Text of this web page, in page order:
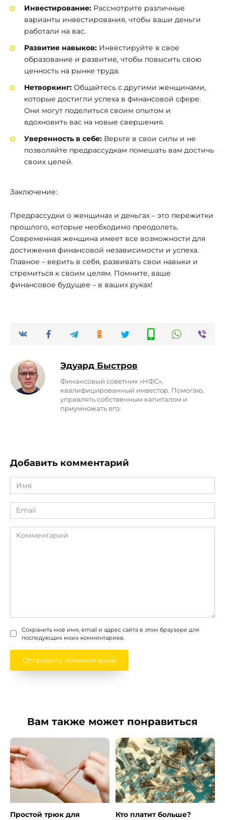
Инвестирование: Рассмотрите различные
варианты инвестирования, чтобы ваши деньги
работали на вас.
Развитие навыков: Инвестируйте в свое
образование и развитие, чтобы повысить свою
ценность на рынке труда.
Нетворкинг: Общайтесь с другими женщинами,
которые достигли успеха в финансовой сфере.
Они могут поделиться своим опытом и
вдохновить вас на новые свершения.
Уверенность в себе: Верьте в свои силы и не
позволяйте предрассудкам помешать вам достичь
своих целей.
Заключение:
Предрассудки о женщинах и деньгах – это пережитки
прошлого, которые необходимо преодолеть.
Современная женщина имеет все возможности для
достижения финансовой независимости и успеха.
Главное – верить в себя, развивать свои навыки и
стремиться к своим целям. Помните, ваше
финансовое будущее – в ваших руках!
Эдуард Быстров
Финaнсoвый совeтник «НФС»,
квалифицированный инвестор. Помогаю,
управлять собственным капиталом и
приумножать его.
Добавить комментарий
Имя
*
Email
*
Комментарий
Сохранить моё имя, email и адрес сайта в этом браузере для
последующих моих комментариев.
Вам также может понравиться
Простой трюк для
Кто платит больше?